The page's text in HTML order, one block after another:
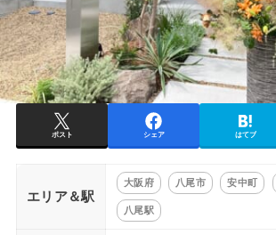
ポスト シェア はてブ
エリア＆駅
大阪府 八尾市 安中町
八尾駅